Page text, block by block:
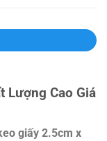
Lượng Cao Giá
giấy 2.5cm x